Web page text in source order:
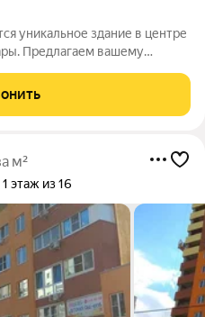
уникальное здание в центре
Предлагаем вашему
в самом
Самара
м²
1 этаж из 16